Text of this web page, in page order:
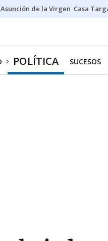
Asunción de la Virgen Casa
POLÍTICA SUCESOS